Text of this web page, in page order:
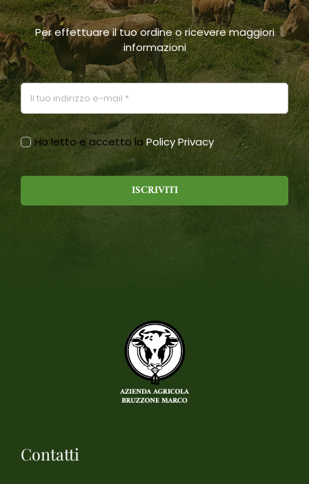
prodotto
Per effettuare il tuo ordine o ricevere maggiori
informazioni
Ho letto e accetto laPolicy Privacy
ISCRIVITI
Contatti